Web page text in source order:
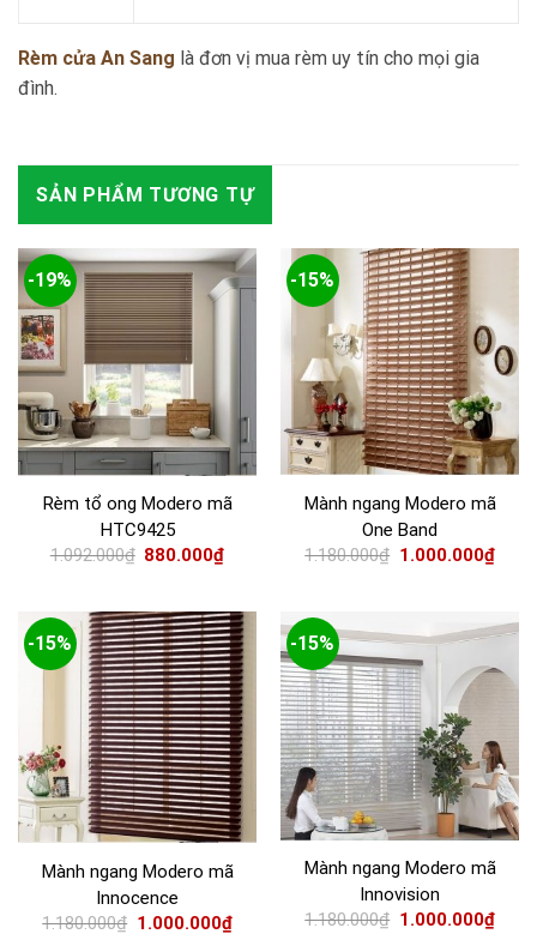
Rèm cửa An Sang là đơn vị mua rèm uy tín cho mọi gia
đình.
SẢN PHẨM TƯƠNG TỰ
-19%
Rèm tổ ong Modero mã
HTC9425
1.092.000₫ 880.000₫
-15%
Mành ngang Modero mã
One Band
1.180.000₫ 1.000.000₫
-15%
Mành ngang Modero mã
Innocence
1.180.000₫ 1.000.000₫
-15%
Mành ngang Modero mã
Innovision
1.180.000₫ 1.000.000₫